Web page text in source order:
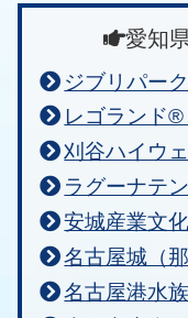
愛知
ジブリパーク
レゴランド
刈谷ハイウ
ラグーナテ
安城産業文
名古屋城（
名古屋港水